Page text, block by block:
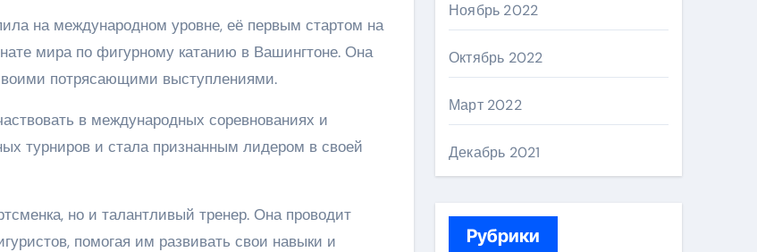
на международном уровне, её первым стартом на
мира по фигурному катанию в Вашингтоне. Она
потрясающими выступлениями.
в международных соревнованиях и
турниров и стала признанным лидером в своей
но и талантливый тренер. Она проводит
помогая им развивать свои навыки и
Ноябрь 2022
Октябрь 2022
Март 2022
Декабрь 2021
Рубрики